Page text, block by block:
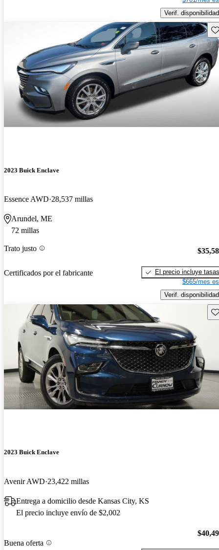
Verif. disponibilidad
2023 Buick Enclave
Essence AWD 28,537 millas
Arundel, ME
72 millas
Trato justo
Certificados por el fabricante
El precio incluye tasas
$665/mes
Verif. disponibilidad
2023 Buick Enclave
Avenir AWD 23,422 millas
Entrega a domicilio desde Kansas City, KS
El precio incluye envío de $2,002
Buena oferta